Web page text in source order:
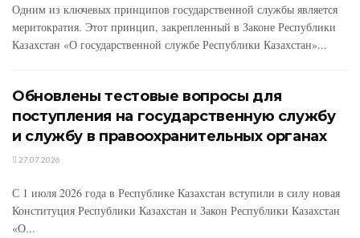
Одним из ключевых принципов государственной службы является
меритократия. Этот принцип, закрепленный в Законе Республики
Казахстан «О государственной службе Республики Казахстан»...
Обновлены тестовые вопросы для
поступления на государственную службу
и службу в правоохранительных органах
27.07.2026
С 1 июля 2026 года в Республике Казахстан вступили в силу новая
Конституция Республики Казахстан и Закон Республики Казахстан
«О...